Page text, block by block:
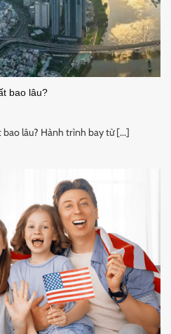
bao lâu?
lâu? Hành trình bay từ [...]